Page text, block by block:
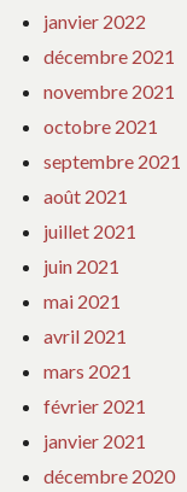
janvier 2022
décembre 2021
novembre 2021
octobre 2021
septembre 2021
août 2021
juillet 2021
juin 2021
mai 2021
avril 2021
mars 2021
février 2021
janvier 2021
décembre 2020